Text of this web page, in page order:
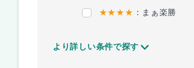
★★★★ ：まぁ楽勝
より詳しい条件で探す